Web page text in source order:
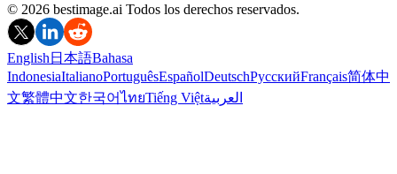
© 2026 bestimage.ai Todos los derechos reservados.
English 日本語Bahasa
IndonesiaItalianoPortuguêsEspañolDeutschРусскийFrançais简体中
文繁體中文한국어ไทยTiếng Việtالعربية